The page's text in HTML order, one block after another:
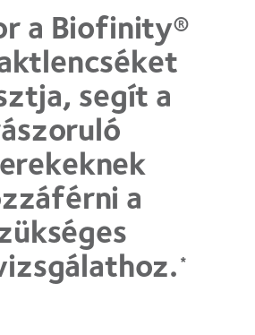
a Biofinity®
segít a
a
*